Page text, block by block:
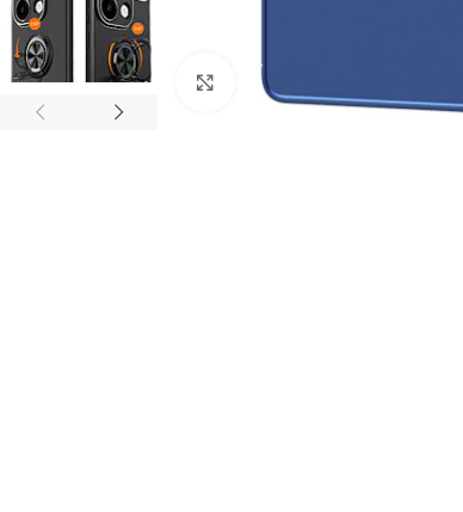
Click to enlarge